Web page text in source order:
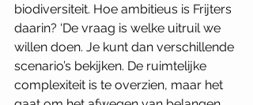
biodiversiteit. Hoe ambitieus is Frijters
daarin? ‘De vraag is welke uitruil we
willen doen. Je kunt dan verschillende
scenario’s bekijken. De ruimtelijke
complexiteit is te overzien, maar het